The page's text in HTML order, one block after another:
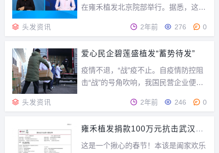
在雍禾植发北京院部举行。据悉，这是
康网PC端、人民健康app和毛发管家雍
疫情保安全创新举措，助力民营医疗机
构复工复产，得到广大发友和网民的好
评。复工，顾...
头发资讯 2年前 276 0
爱心民企碧莲盛植发“蓄势待发”
疫情不退，“战”疫不止。自疫情防控阻
击“战”的号角吹响，我国民营企业便挺
驰援湖北，紧急转产保障紧缺医疗物资
时刻彰显民营企业的责任担当与大爱情
怀，碧莲盛便是其中一家。“停业不停
头发资讯 2年前 246 0
雍禾植发捐款100万元抗击武汉肺
这是一个揪心的春节！本该是阖家欢乐